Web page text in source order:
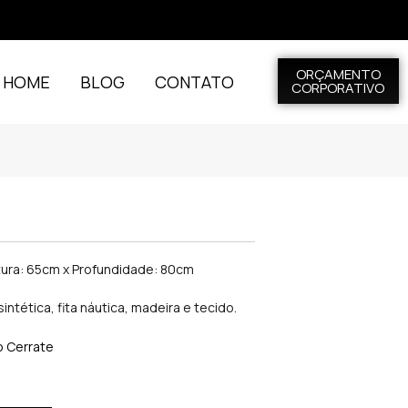
BLOG CONTATO ORÇAMENTO
CORPORATIVO
65cm x Profundidade: 80cm
fita náutica, madeira e tecido.
Cerrate